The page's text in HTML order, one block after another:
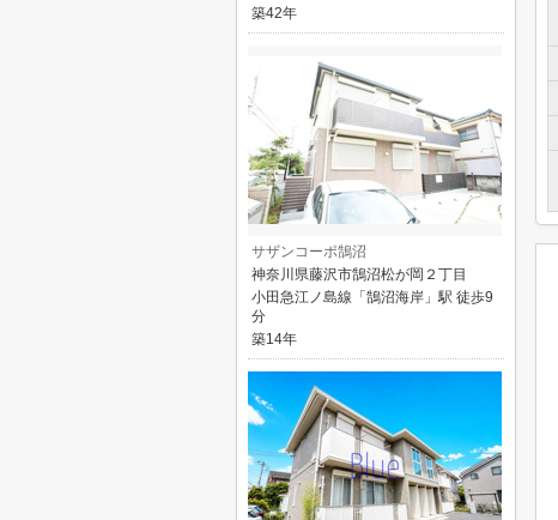
築42年
サザンコーポ鵠沼
神奈川県藤沢市鵠沼松が岡２丁目
小田急江ノ島線「鵠沼海岸」駅 徒歩9
分
築14年